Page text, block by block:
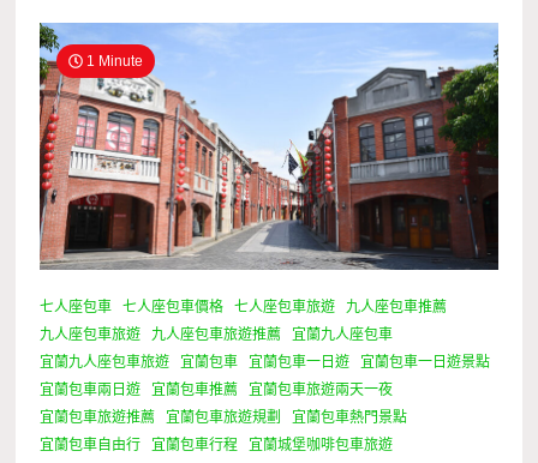
1 Minute
七人座包車 七人座包車價格 七人座包車旅遊
九人座包車推薦
九人座包車旅遊
九人座包車旅遊推薦
宜蘭九人座包車
宜蘭九人座包車旅遊
宜蘭包車 宜蘭包車一日遊
宜蘭包車一日遊景點
宜蘭包車兩日遊
宜蘭包車推薦
宜蘭包車旅遊兩天一夜
宜蘭包車旅遊推薦
宜蘭包車旅遊規劃
宜蘭包車熱門景點
宜蘭包車自由行
宜蘭包車行程
宜蘭城堡咖啡包車旅遊